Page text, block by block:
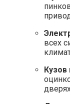
всех